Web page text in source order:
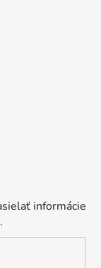
informácie